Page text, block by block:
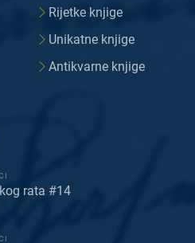
Rijetke knjige
Unikatne knjige
Antikvarne knjige
rata #14